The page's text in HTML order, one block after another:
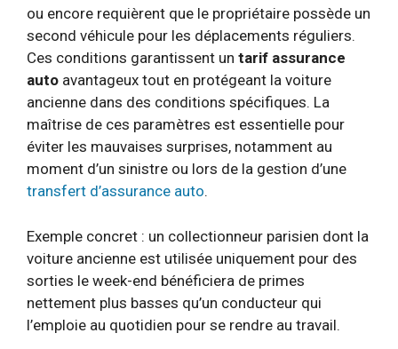
ou encore requièrent que le propriétaire possède un
second véhicule pour les déplacements réguliers.
Ces conditions garantissent un tarif assurance
auto avantageux tout en protégeant la voiture
ancienne dans des conditions spécifiques. La
maîtrise de ces paramètres est essentielle pour
éviter les mauvaises surprises, notamment au
moment d’un sinistre ou lors de la gestion d’une
transfert d’assurance auto.
Exemple concret : un collectionneur parisien dont la
voiture ancienne est utilisée uniquement pour des
sorties le week-end bénéficiera de primes
nettement plus basses qu’un conducteur qui
l’emploie au quotidien pour se rendre au travail.